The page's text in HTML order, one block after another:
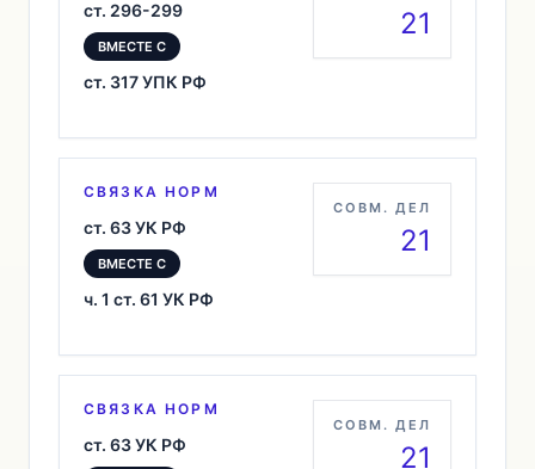
ст. 296-299
ВМЕСТЕ С
ст. 317 УПК РФ
21
СВЯЗКА НОРМ
ст. 63 УК РФ
ВМЕСТЕ С
ч. 1 ст. 61 УК РФ
СОВМ. ДЕЛ
21
СВЯЗКА НОРМ
ст. 63 УК РФ
СОВМ. ДЕЛ
21